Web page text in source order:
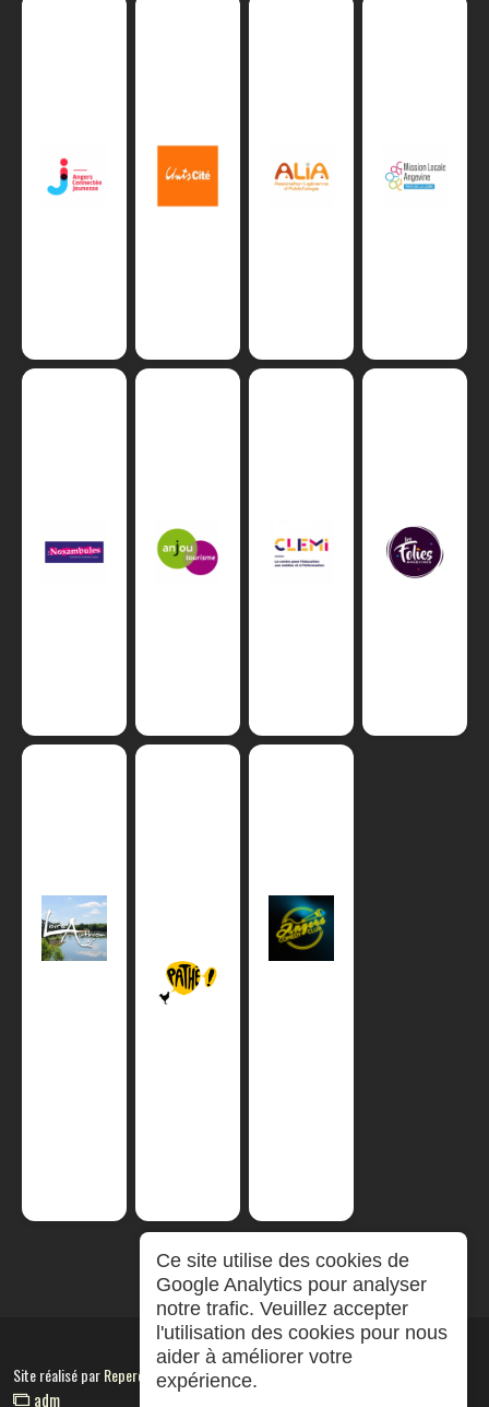
Site réalisé parRepereCom
adm
Ce site utilise des cookies de
Google Analytics pour analyser
notre trafic. Veuillez accepter
l'utilisation des cookies pour nous
aider à améliorer votre
expérience.